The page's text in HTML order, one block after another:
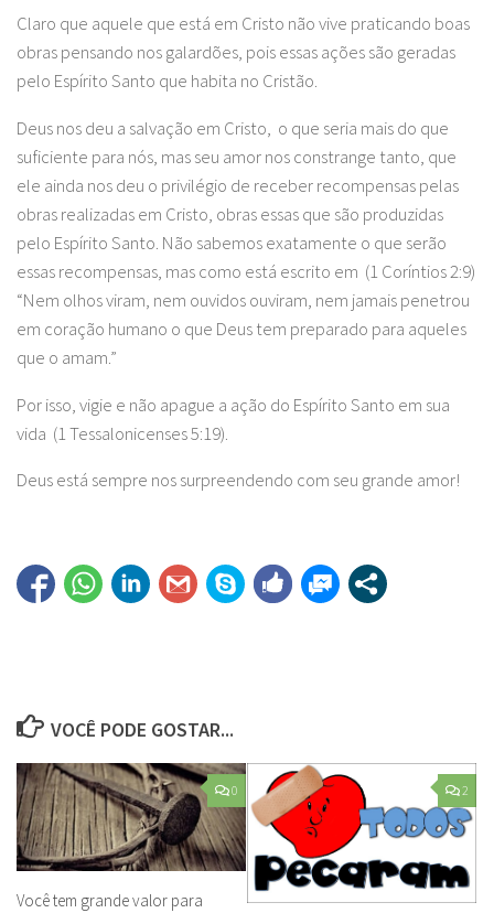
Claro que aquele que está em Cristo não vive praticando boas
obras pensando nos galardões, pois essas ações são geradas
pelo Espírito Santo que habita no Cristão.
Deus nos deu a salvação em Cristo, o que seria mais do que
suficiente para nós, mas seu amor nos constrange tanto, que
ele ainda nos deu o privilégio de receber recompensas pelas
obras realizadas em Cristo, obras essas que são produzidas
pelo Espírito Santo. Não sabemos exatamente o que serão
essas recompensas, mas como está escrito em (1 Coríntios 2:9)
“Nem olhos viram, nem ouvidos ouviram, nem jamais penetrou
em coração humano o que Deus tem preparado para aqueles
que o amam.”
Por isso, vigie e não apague a ação do Espírito Santo em sua
vida (1 Tessalonicenses 5:19).
Deus está sempre nos surpreendendo com seu grande amor!
VOCÊ PODE GOSTAR...
0
Você tem grande valor para
2